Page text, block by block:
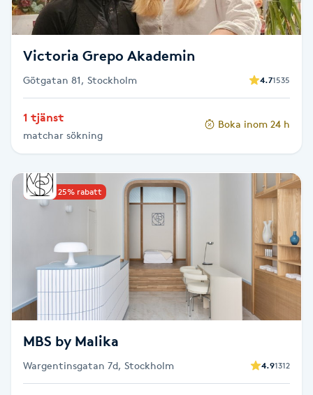
Nageltrång
Nagelvård
Naglar borttagning
Naglar reparation
Naprapati
Navelpiercing
NBE-massage
Ny frisyr
O
Olaplex
Victoria Grepo Akademin
Götgatan 81, Stockholm 4.71535
1 tjänst
matchar sökning
Boka inom 24 h
Upp till 25% rabatt
MBS by Malika
Wargentinsgatan 7d, Stockholm 4.91312